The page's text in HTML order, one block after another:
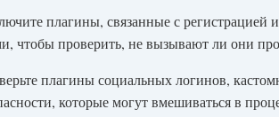
плагины, связанные с регистрацией
чтобы проверить, не вызывают ли они
плагины социальных логинов,
которые могут вмешиваться в